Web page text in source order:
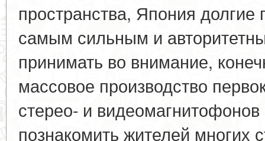
пространства, Япония
самым сильным и
принимать во внимание,
массовое производство
стерео- и
познакомить жителей многих